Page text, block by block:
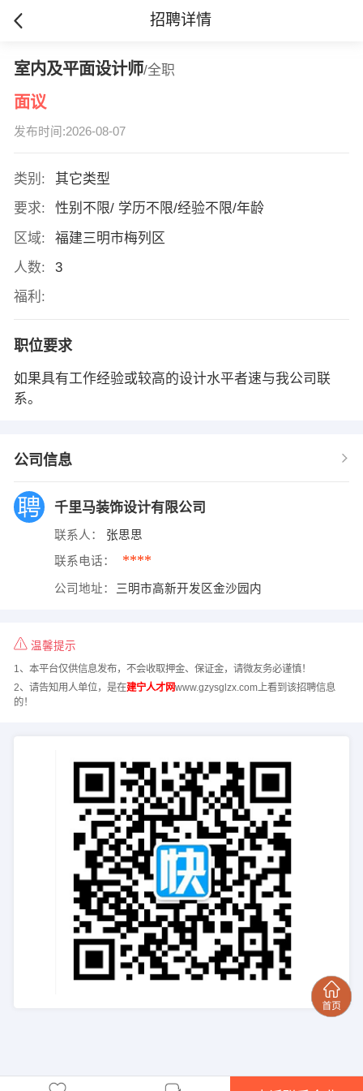
招聘详情
室内及平面设计师/全职
面议
发布时间:2026-08-07
类别:
其它类型
要求:
性别不限/ 学历不限/经验不限/年龄
区域:
福建三明市梅列区
人数:
3
福利:
职位要求
如果具有工作经验或较高的设计水平者速与我公司联
系。
公司信息
千里马装饰设计有限公司
联系人： 张思思
联系电话： ****
公司地址： 三明市高新开发区金沙园内
温馨提示
1、本平台仅供信息发布，不会收取押金、保证金，请微友务必谨慎！
2、请告知用人单位，是在建宁人才网www.gzysglzx.com上看到该招聘信息
的！